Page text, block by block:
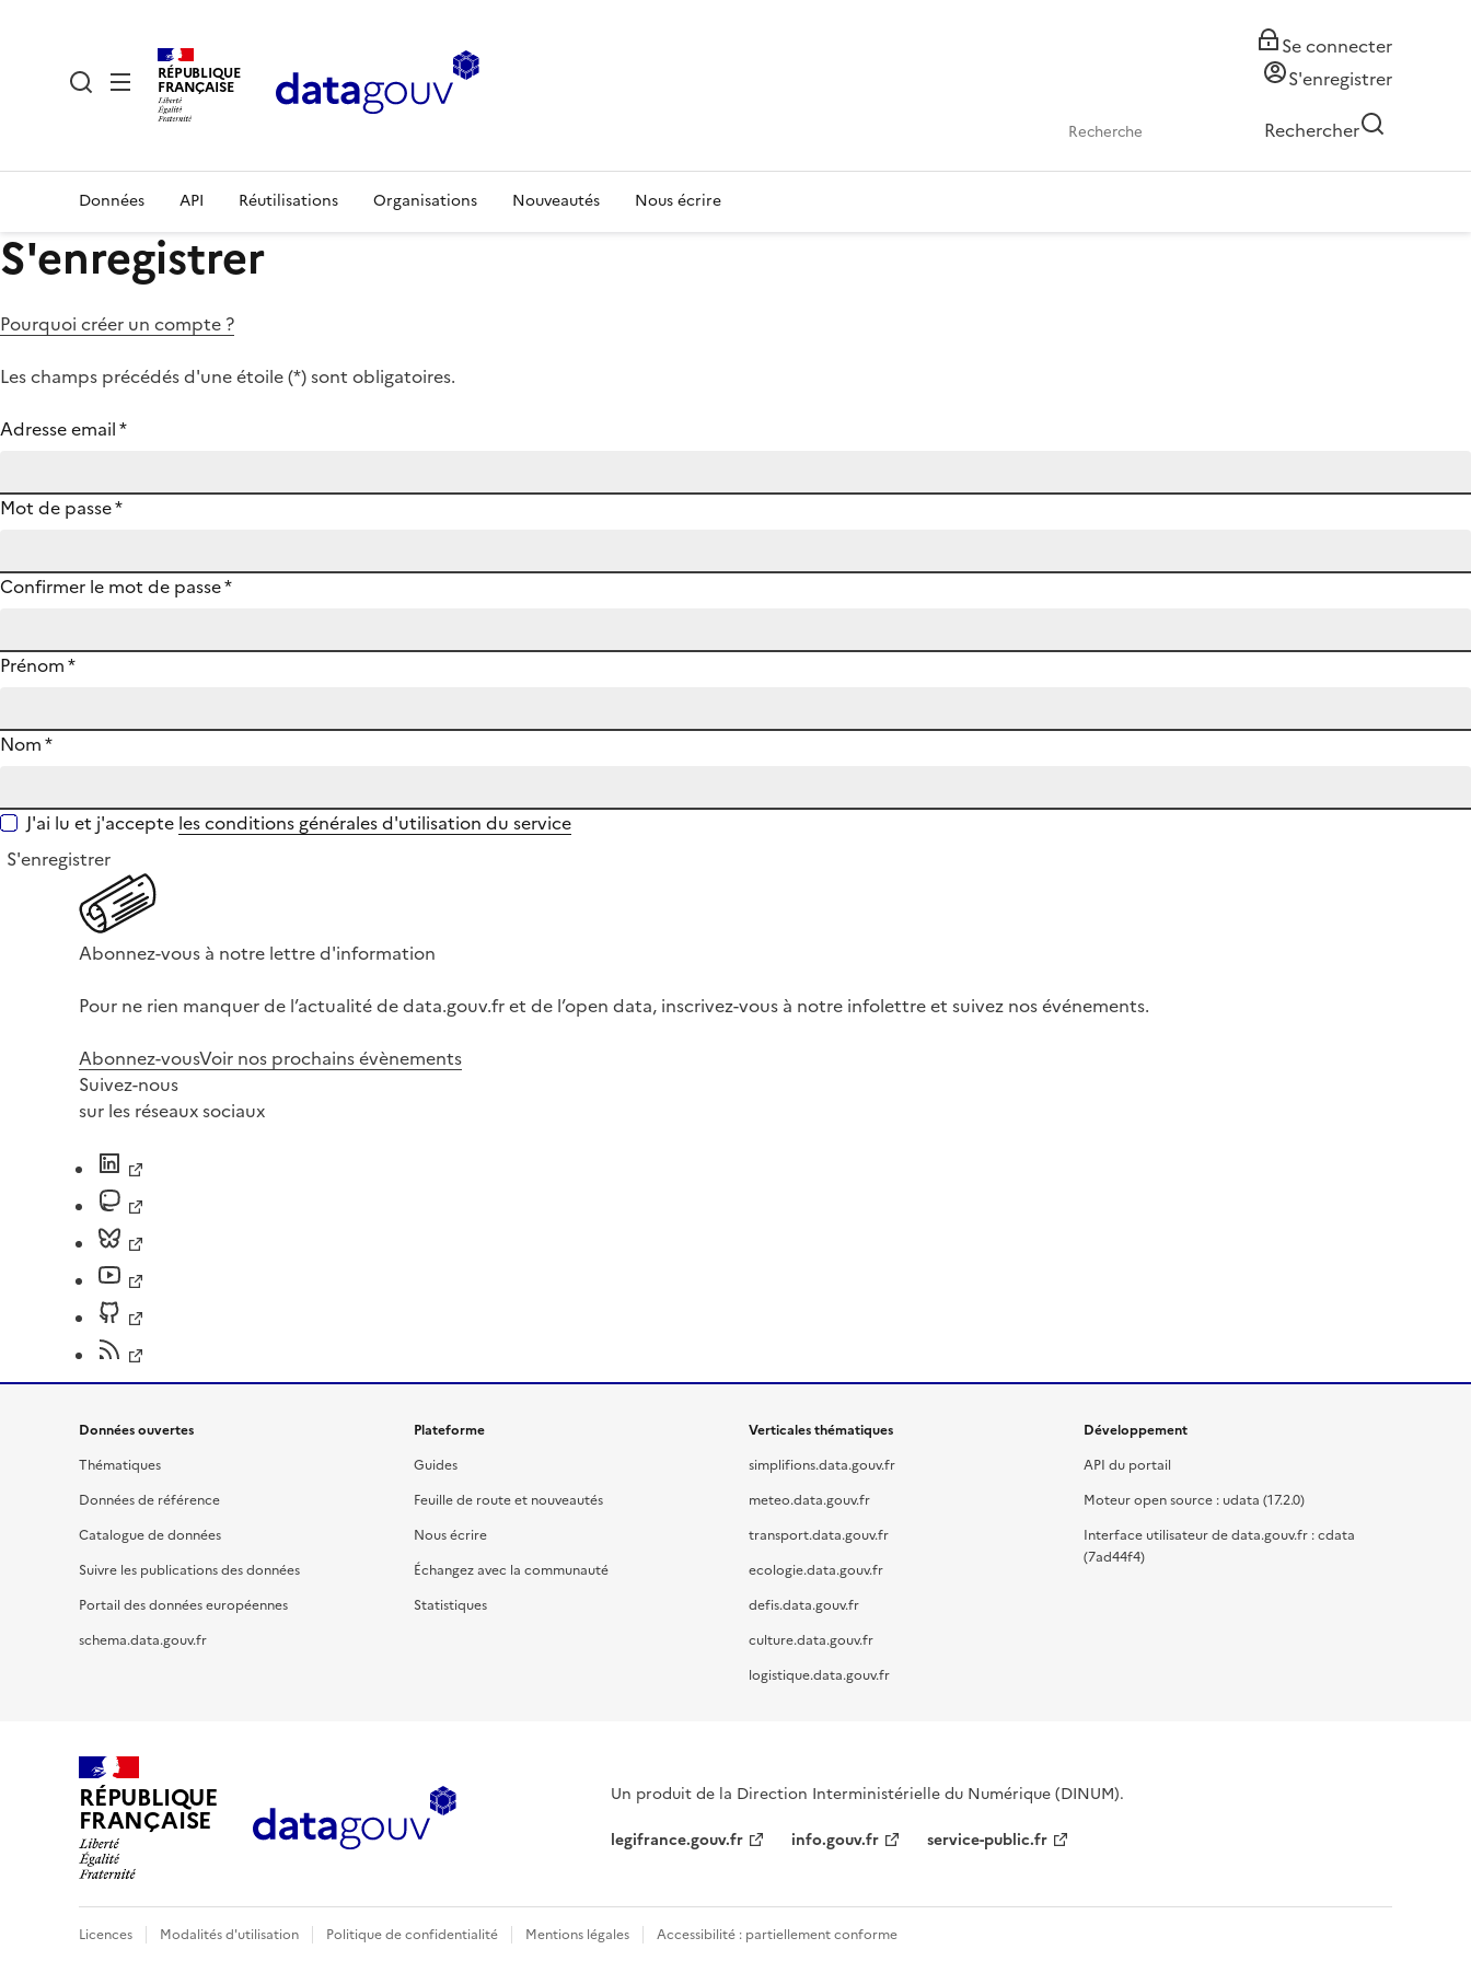
RÉPUBLIQUE
FRANÇAISE
Se connecter
S'enregistrer
Rechercher
Données API Réutilisations Organisations Nouveautés Nous écrire
S'enregistrer
Pourquoi créer un compte ?
Les champs précédés d'une étoile (*) sont obligatoires.
Adresse email*
Mot de passe*
Confirmer le mot de passe*
Prénom*
Nom*
J'ai lu et j'accepte les conditions générales d'utilisation du service
S'enregistrer
Abonnez-vous à notre lettre d'information
Pour ne rien manquer de l’actualité de data.gouv.fr et de l’open data, inscrivez-vous à notre infolettre et suivez nos événements.
Abonnez-vousVoir nos prochains évènements
Suivez-nous
sur les réseaux sociaux
Données ouvertes
Thématiques
Données de référence
Catalogue de données
Suivre les publications des données
Portail des données européennes
schema.data.gouv.fr
Plateforme
Guides
Feuille de route et nouveautés
Nous écrire
Échangez avec la communauté
Statistiques
Verticales thématiques
simplifions.data.gouv.fr
meteo.data.gouv.fr
transport.data.gouv.fr
ecologie.data.gouv.fr
defis.data.gouv.fr
culture.data.gouv.fr
logistique.data.gouv.fr
Développement
API du portail
Moteur open source : udata (17.2.0)
Interface utilisateur de data.gouv.fr : cdata
(7ad44f4)
RÉPUBLIQUE
FRANÇAISE
Un produit de la Direction Interministérielle du Numérique (DINUM).
legifrance.gouv.fr
info.gouv.fr service-public.fr
Licences Modalités d'utilisation Politique de confidentialité Mentions légales Accessibilité : partiellement conforme